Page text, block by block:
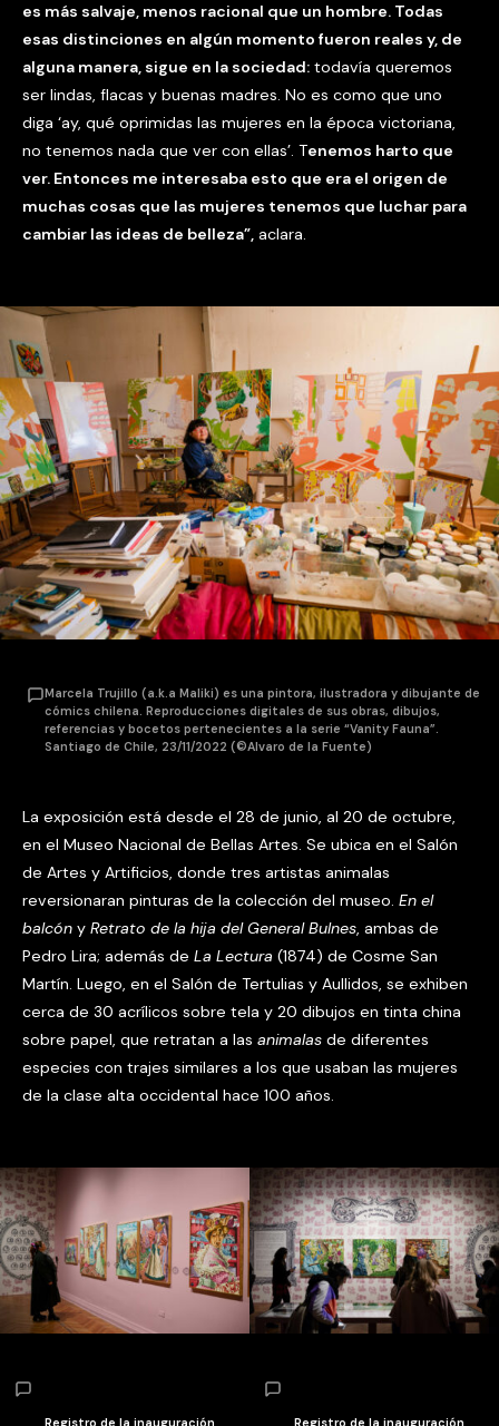
es más salvaje, menos racional que un hombre. Todas
esas distinciones en algún momento fueron reales y, de
alguna manera, sigue en la sociedad: todavía queremos
ser lindas, flacas y buenas madres. No es como que uno
diga ‘ay, qué oprimidas las mujeres en la época victoriana,
no tenemos nada que ver con ellas’. Tenemos harto que
ver. Entonces me interesaba esto que era el origen de
muchas cosas que las mujeres tenemos que luchar para
cambiar las ideas de belleza”, aclara.
Marcela Trujillo (a.k.a Maliki) es una pintora, ilustradora y dibujante de
cómics chilena. Reproducciones digitales de sus obras, dibujos,
referencias y bocetos pertenecientes a la serie “Vanity Fauna”.
Santiago de Chile, 23/11/2022 (©Alvaro de la Fuente)
La exposición está desde el 28 de junio, al 20 de octubre,
en el Museo Nacional de Bellas Artes. Se ubica en el Salón
de Artes y Artificios, donde tres artistas animalas
reversionaran pinturas de la colección del museo. En el
balcón y Retrato de la hija del General Bulnes, ambas de
Pedro Lira; además de La Lectura (1874) de Cosme San
Martín. Luego, en el Salón de Tertulias y Aullidos, se exhiben
cerca de 30 acrílicos sobre tela y 20 dibujos en tinta china
sobre papel, que retratan a las animalas de diferentes
especies con trajes similares a los que usaban las mujeres
de la clase alta occidental hace 100 años.
Registro de la inauguración
Registro de la inauguración